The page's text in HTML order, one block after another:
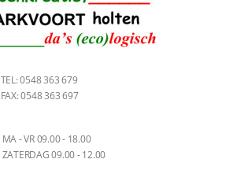
TEL: 0548 363 679
FAX: 0548 363 697
MA - VR 09.00 - 18.00
ZATERDAG 09.00 - 12.00